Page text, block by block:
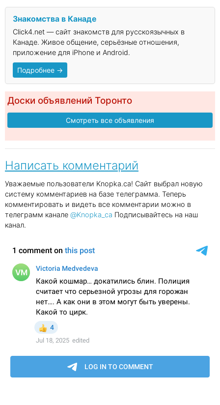
Знакомства в Канаде
Click4.net — сайт знакомств для русскоязычных в
Канаде. Живое общение, серьёзные отношения,
приложение для iPhone и Android.
Подробнее →
Доски объявлений Торонто
Смотреть все объявления
Написать комментарий
Уважаемые пользователи Knopka.ca! Сайт выбрал новую
систему комментариев на базе телеграмма. Теперь
комментировать и видеть все комментарии можно в
телеграмм канале @Knopka_ca Подписывайтесь на наш
канал.